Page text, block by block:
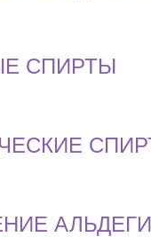
СПИРТЫ